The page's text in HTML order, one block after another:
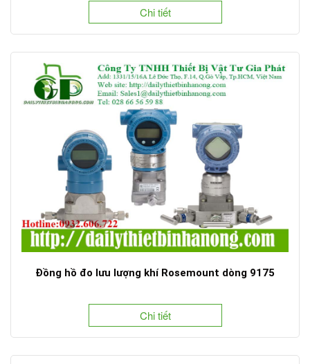
Chi tiết
Đồng hồ đo lưu lượng khí Rosemount dòng 9175
Chi tiết